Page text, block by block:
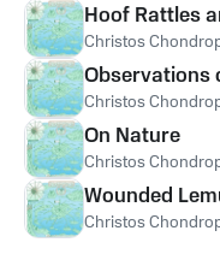
Hoof Rattles
Christos
Observations
Christos
On Nature
Christos
Wounded
Christos